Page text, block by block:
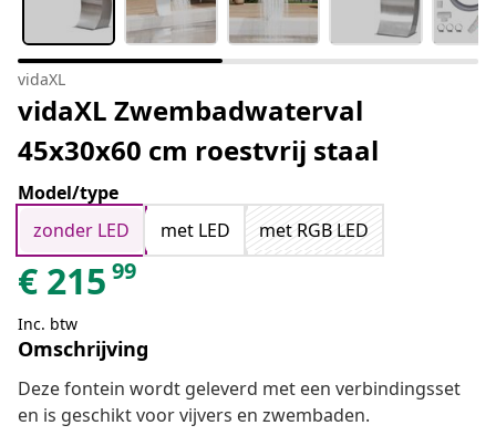
vidaXL
vidaXL Zwembadwaterval
45x30x60 cm roestvrij staal
Model/type
zonder LED
met LED met RGB LED
€ 215 99
Inc. btw
Omschrijving
Deze fontein wordt geleverd met een verbindingsset
en is geschikt voor vijvers en zwembaden.